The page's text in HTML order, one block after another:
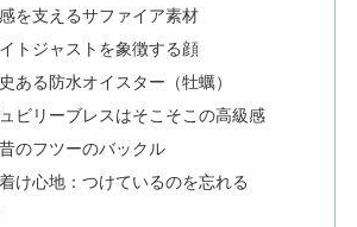
感を支えるサファイア素材
イトジャストを象徴する顔
史ある防水オイスター（牡蠣）
ビリーブレスはそこそこの高級感
のフツーのバックル
け心地：つけているのを忘れる